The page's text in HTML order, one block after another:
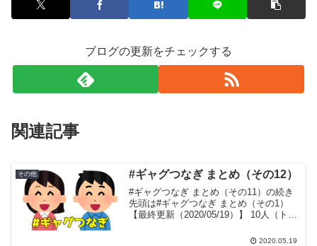
ブログの更新をチェックする
関連記事
その他 #ギャグつなぎ まとめ（その12）
#ギャグつなぎ まとめ（その11）の続き
先頭は#ギャグつなぎ まとめ（その1）
【最終更新（2020/05/19）】 10人（トー
つなぎ まとめ（その13）に分けました。
2020.05.19